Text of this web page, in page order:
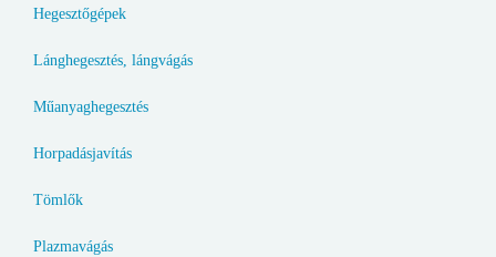
Hegesztőgépek
Lánghegesztés, lángvágás
Műanyaghegesztés
Horpadásjavítás
Tömlők
Plazmavágás